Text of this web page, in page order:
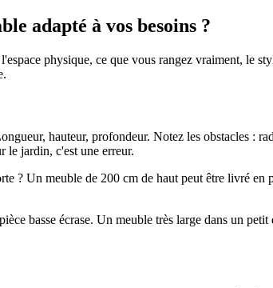
adapté à vos besoins ?
physique, ce que vous rangez vraiment, le
hauteur, profondeur. Notez les obstacles :
le jardin, c'est une erreur.
? Un meuble de 200 cm de haut peut être livré
basse écrase. Un meuble très large dans un